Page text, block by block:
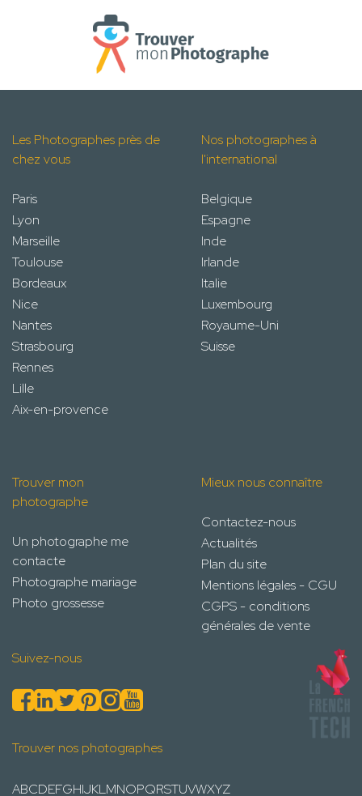
Les Photographes près de
chez vous
Paris
Lyon
Marseille
Toulouse
Bordeaux
Nice
Nantes
Strasbourg
Rennes
Lille
Aix-en-provence
Nos photographes à
l'international
Belgique
Espagne
Inde
Irlande
Italie
Luxembourg
Royaume-Uni
Suisse
Trouver mon
photographe
Un photographe me
contacte
Photographe mariage
Photo grossesse
Mieux nous connaître
Contactez-nous
Actualités
Plan du site
Mentions légales - CGU
CGPS - conditions
générales de vente
Suivez-nous
Trouver nos photographes
ABCDEFGHIJKLMNOPQRSTUVWXYZ